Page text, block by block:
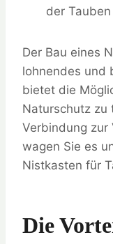
der
Der Bau eines
lohnendes und
bietet die
Naturschutz zu
Verbindung zur
wagen Sie es
Nistkasten für
Die